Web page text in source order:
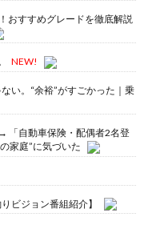
おすすめグレードを徹底解説
NEW!
い。“余裕”がすごかった｜乗
「自動車保険・配偶者2名登
家庭”に気づいた
ビジョン番組紹介】